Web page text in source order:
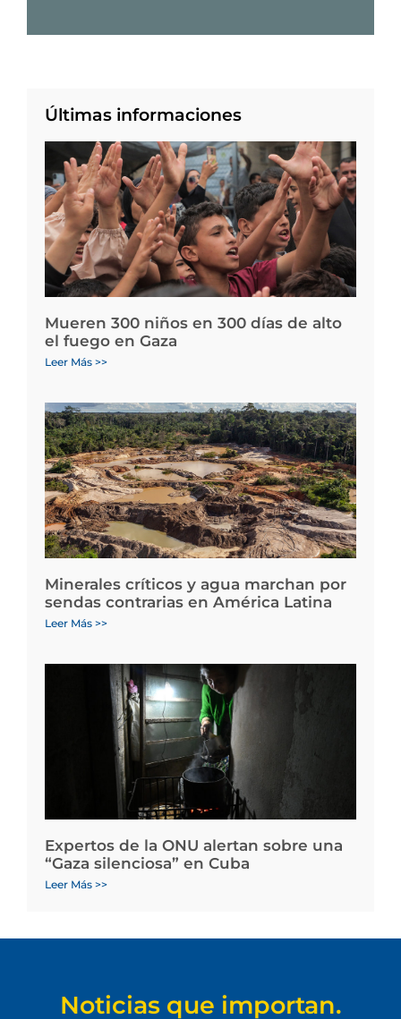
Últimas informaciones
Mueren 300 niños en 300 días de alto
el fuego en Gaza
Leer Más >>
Minerales críticos y agua marchan por
sendas contrarias en América Latina
Leer Más >>
Expertos de la ONU alertan sobre una
“Gaza silenciosa” en Cuba
Leer Más >>
Noticias que importan.